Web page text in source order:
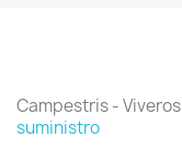
Campestris -
suministro